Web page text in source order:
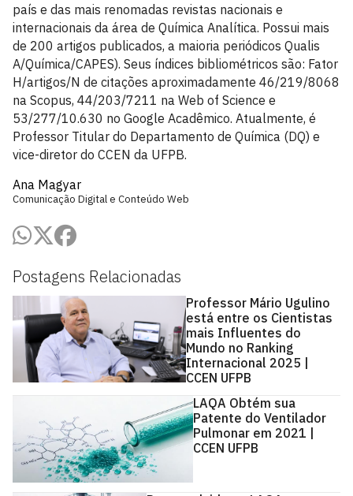
Postagens Relacionadas
Professor Mário Ugulino
está entre os Cientistas
mais Influentes do
Mundo no Ranking
Internacional 2025 |
CCEN UFPB
LAQA Obtém sua
Patente do Ventilador
Pulmonar em 2021 |
CCEN UFPB
país e das mais renomadas revistas nacionais e
internacionais da área de Química Analítica. Possui mais
de 200 artigos publicados, a maioria periódicos Qualis
A/Química/CAPES). Seus índices bibliométricos são: Fator
H/artigos/N de citações aproximadamente 46/219/8068
na Scopus, 44/203/7211 na Web of Science e
53/277/10.630 no Google Acadêmico. Atualmente, é
Professor Titular do Departamento de Química (DQ) e
vice-diretor do CCEN da UFPB.
Ana Magyar
Comunicação Digital e Conteúdo Web